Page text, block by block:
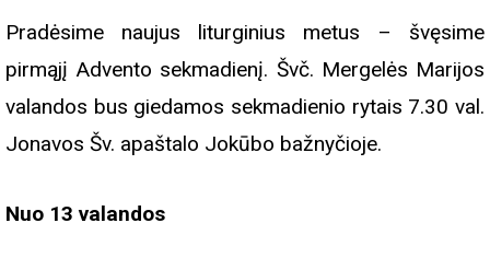
Pradėsime naujus liturginius metus – švęsime
pirmąjį Advento sekmadienį. Švč. Mergelės Marijos
valandos bus giedamos sekmadienio rytais 7.30 val.
Jonavos Šv. apaštalo Jokūbo bažnyčioje.
Nuo 13 valandos